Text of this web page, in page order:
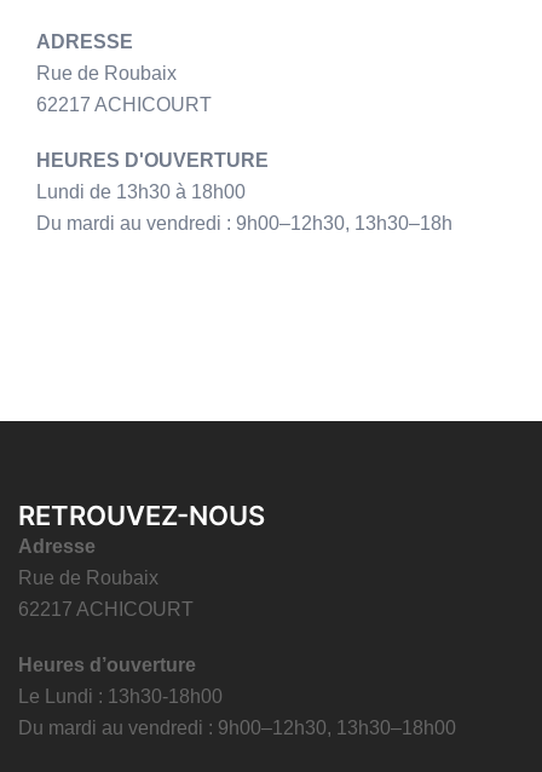
ADRESSE
Rue de Roubaix
62217 ACHICOURT
HEURES D'OUVERTURE
Lundi de 13h30 à 18h00
Du mardi au vendredi : 9h00–12h30, 13h30–18h
RETROUVEZ-NOUS
Adresse
Rue de Roubaix
62217 ACHICOURT
Heures d’ouverture
Le Lundi : 13h30-18h00
Du mardi au vendredi : 9h00–12h30, 13h30–18h00